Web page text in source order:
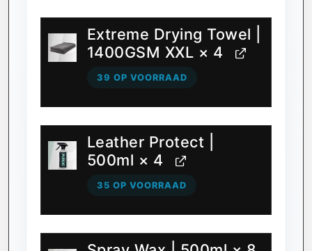
Extreme Drying Towel |
1400GSM XXL × 4
39 OP VOORRAAD
Leather Protect |
500ml × 4
35 OP VOORRAAD